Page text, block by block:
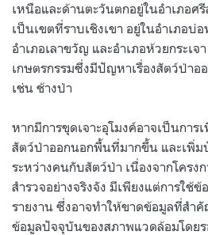
เหนือและด้านตะวันตกอยู่ในอำเภอศ
เป็นเขตที่ราบเชิงเขา อยู่ในอำเภอบ่
อำเภอเลาขวัญ และอำเภอห้วยกระเ
เกษตรกรรมซึ่งมีปัญหาเรื่องสัตว์ป่าอ
เช่น ช้างป่า
หากมีการขุดเจาะอุโมงค์อาจเป็นการ
สัตว์ป่าออกนอกพื้นที่มากขึ้น และเพิ่
ระหว่างคนกับสัตว์ป่า เนื่องจากโครง
สำรวจอย่างจริงจัง มีเพียงแต่การใช้
รายงาน ซึ่งอาจทำให้ขาดข้อมูลที่สำ
ข้อมูลปัจจุบันของสภาพแวดล้อมโดยร